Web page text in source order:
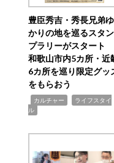
豊臣秀吉・秀長兄弟ゆ
かりの地を巡るスタン
プラリーがスタート
和歌山市内5カ所・近
6カ所を巡り限定グッ
をもらおう
カルチャー
ライフスタイ
ル